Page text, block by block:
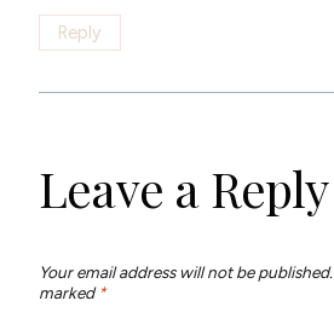
Reply
Leave a Reply
Your email address will not be published.
marked *